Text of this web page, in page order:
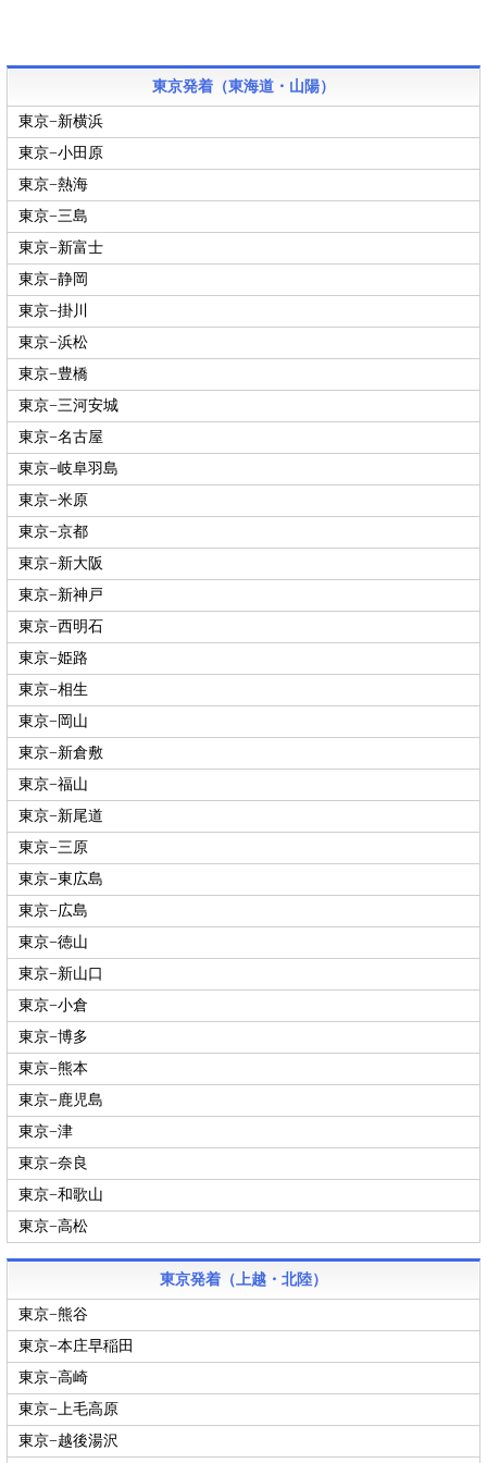
東京発着（東海道・山陽）
東京−新横浜
東京−小田原
東京−熱海
東京−三島
東京−新富士
東京−静岡
東京−掛川
東京−浜松
東京−豊橋
東京−三河安城
東京−名古屋
東京−岐阜羽島
東京−米原
東京−京都
東京−新大阪
東京−新神戸
東京−西明石
東京−姫路
東京−相生
東京−岡山
東京−新倉敷
東京−福山
東京−新尾道
東京−三原
東京−東広島
東京−広島
東京−徳山
東京−新山口
東京−小倉
東京−博多
東京−熊本
東京−鹿児島
東京−津
東京−奈良
東京−和歌山
東京−高松
東京発着（上越・北陸）
東京−熊谷
東京−本庄早稲田
東京−高崎
東京−上毛高原
東京−越後湯沢